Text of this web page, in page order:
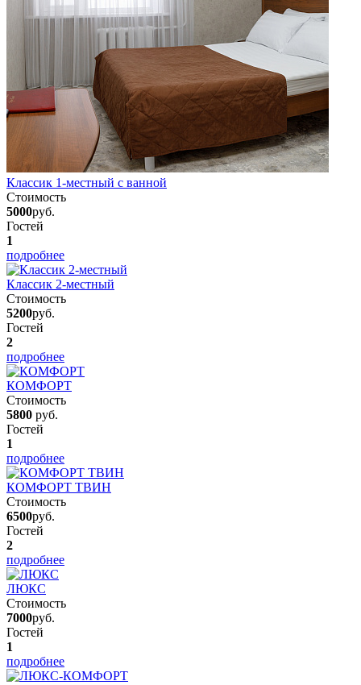
Классик 1-местный с ванной
Стоимость
5000руб.
Гостей
1
подробнее
Классик 2-местный
Стоимость
5200руб.
Гостей
2
подробнее
КОМФОРТ
Стоимость
5800 руб.
Гостей
1
подробнее
КОМФОРТ ТВИН
Стоимость
6500руб.
Гостей
2
подробнее
ЛЮКС
Стоимость
7000руб.
Гостей
1
подробнее